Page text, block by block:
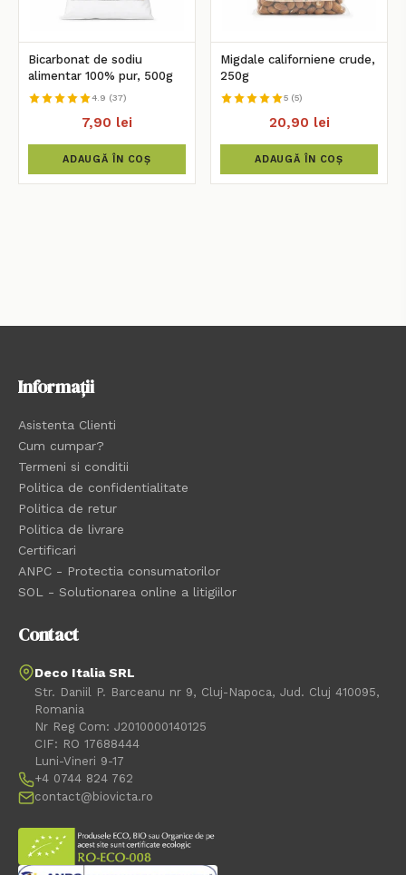
Bicarbonat de sodiu
alimentar 100% pur, 500g
4.9 (37)
7,90 lei
ADAUGĂ ÎN COȘ
Migdale californiene crude,
250g
5 (5)
20,90 lei
ADAUGĂ ÎN COȘ
Informații
Asistenta Clienti
Cum cumpar?
Termeni si conditii
Politica de confidentialitate
Politica de retur
Politica de livrare
Certificari
ANPC - Protectia consumatorilor
SOL - Solutionarea online a litigiilor
Contact
Deco Italia SRL
Str. Daniil P. Barceanu nr 9, Cluj-Napoca, Jud. Cluj 410095,
Romania
Nr Reg Com: J2010000140125
CIF: RO 17688444
Luni-Vineri 9-17
+4 0744 824 762
contact@biovicta.ro